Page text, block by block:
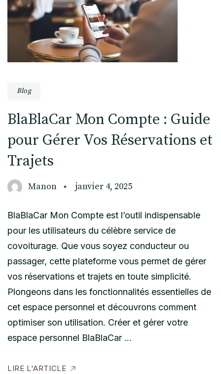
Blog
BlaBlaCar Mon Compte : Guide
pour Gérer Vos Réservations et
Trajets
Manon janvier 4, 2025
BlaBlaCar Mon Compte est l’outil indispensable
pour les utilisateurs du célèbre service de
covoiturage. Que vous soyez conducteur ou
passager, cette plateforme vous permet de gérer
vos réservations et trajets en toute simplicité.
Plongeons dans les fonctionnalités essentielles de
cet espace personnel et découvrons comment
optimiser son utilisation. Créer et gérer votre
espace personnel BlaBlaCar …
LIRE L'ARTICLE